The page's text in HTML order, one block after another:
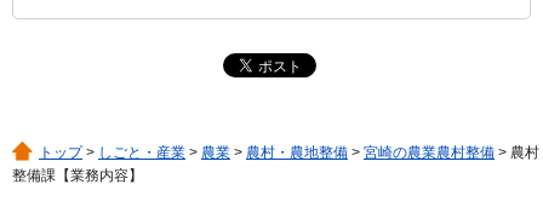
トップ> しごと・産業 > 農業 > 農村・農地整備 > 宮崎の農業農村整備 > 農村
整備課【業務内容】